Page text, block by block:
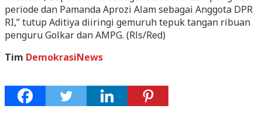
periode dan Pamanda Aprozi Alam sebagai Anggota DPR
RI,” tutup Aditiya diiringi gemuruh tepuk tangan ribuan
penguru Golkar dan AMPG. (Rls/Red)
Tim DemokrasiNews